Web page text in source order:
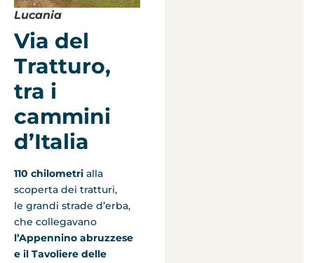
Lucania
Via del
Tratturo,
tra i
cammini
d’Italia
110 chilometri alla
scoperta dei tratturi,
le grandi strade d’erba,
che collegavano
l’Appennino abruzzese
e il Tavoliere delle